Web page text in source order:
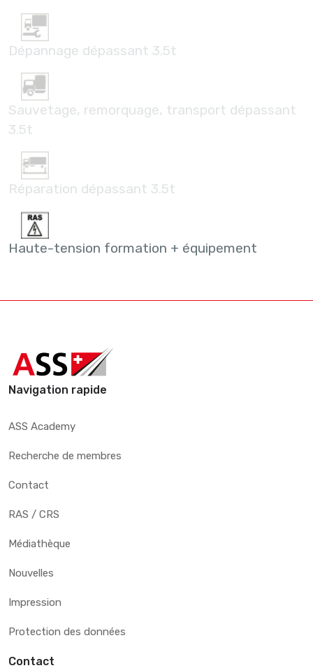
Dépannage dépassant 3.5t
Sauvetage, remorquage, transport dépassant
3.5t
Réparation dépassant 3.5t
Haute-tension formation + équipement
Navigation rapide
ASS Academy
Recherche de membres
Contact
RAS / CRS
Médiathèque
Nouvelles
Impression
Protection des données
Contact